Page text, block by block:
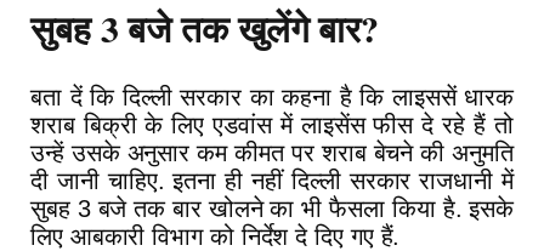
सुबह 3 बजे तक खुलेंगे बार?
बता दें कि दिल्ली सरकार का कहना है कि लाइससें धारक
शराब बिक्री के लिए एडवांस में लाइसेंस फीस दे रहे हैं तो
उन्हें उसके अनुसार कम कीमत पर शराब बेचने की अनुमति
दी जानी चाहिए.इतना ही नहीं दिल्ली सरकार राजधानी में
सुबह3बजे तक बार खोलने का भी फैसला किया है.इसके
लिए आबकारी विभाग को निर्देश दे दिए गए हैं.